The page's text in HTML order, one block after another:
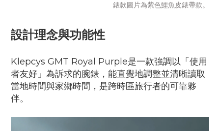
錶款圖片為紫色鱷魚皮錶帶款。
設計理念與功能性
Klepcys GMT Royal Purple是一款強調以「使用
者友好」為訴求的腕錶，能直覺地調整並清晰讀取
當地時間與家鄉時間，是跨時區旅行者的可靠夥
伴。